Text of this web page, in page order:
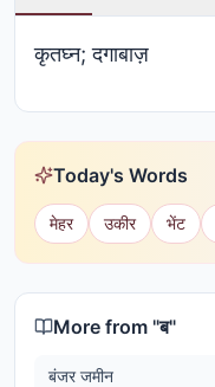
कृतघ्न; दगाबाज़
Today's Words
मेहर उकीर भेंट
More from "ब"
बंजर जमीन